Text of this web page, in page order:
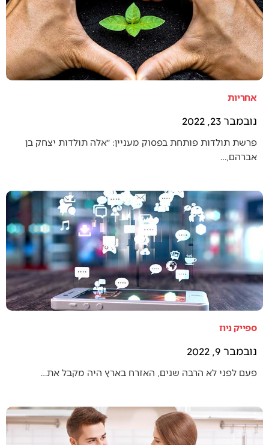
אחריות
נובמבר 23, 2022
פרשת תולדות פותחת בפסוק מעניין: ״אלה תולדות יצחק בן
אברהם,…
ספייק ניוז
נובמבר 9, 2022
פעם לפני לא הרבה שנים, האזרח בארץ היה מקבל את…